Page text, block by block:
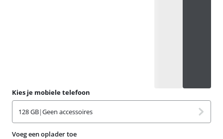
Kies je mobiele telefoon
128 GB|Geen accessoires
Voeg een oplader toe